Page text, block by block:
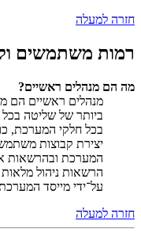
חזרה למעלה
רמות משתמשים
מה הם מנהלים ראשיים?
מנהלים ראשיים הם
ביותר של שליטה
בכל חלקי המערכת,
יצירת קבוצות
המערכת ובהרשאות
הרשאות ניהול
על־ידי מייסד
חזרה למעלה